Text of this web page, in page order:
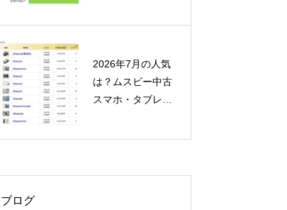
2026年7月の人気
は？ムスビー中古
スマホ・タブレッ
ブログ